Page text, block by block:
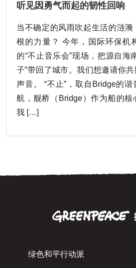
听见因勇气而起的韧性回响
当不确定的风雨吹起生活的涟
根的力量？ 今年，国际环保机
的“不止音乐会”现场，把源自海
子”带回了城市。我们想邀请你
声音。 “不止”，取自Bridge的
航，舰桥（Bridge）作为船的核
我 […]
绿色和平行动派